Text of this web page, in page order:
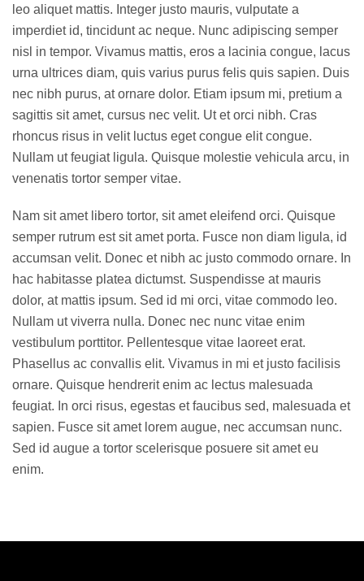
leo aliquet mattis. Integer justo mauris, vulputate a
imperdiet id, tincidunt ac neque. Nunc adipiscing semper
nisl in tempor. Vivamus mattis, eros a lacinia congue, lacus
urna ultrices diam, quis varius purus felis quis sapien. Duis
nec nibh purus, at ornare dolor. Etiam ipsum mi, pretium a
sagittis sit amet, cursus nec velit. Ut et orci nibh. Cras
rhoncus risus in velit luctus eget congue elit congue.
Nullam ut feugiat ligula. Quisque molestie vehicula arcu, in
venenatis tortor semper vitae.
Nam sit amet libero tortor, sit amet eleifend orci. Quisque
semper rutrum est sit amet porta. Fusce non diam ligula, id
accumsan velit. Donec et nibh ac justo commodo ornare. In
hac habitasse platea dictumst. Suspendisse at mauris
dolor, at mattis ipsum. Sed id mi orci, vitae commodo leo.
Nullam ut viverra nulla. Donec nec nunc vitae enim
vestibulum porttitor. Pellentesque vitae laoreet erat.
Phasellus ac convallis elit. Vivamus in mi et justo facilisis
ornare. Quisque hendrerit enim ac lectus malesuada
feugiat. In orci risus, egestas et faucibus sed, malesuada et
sapien. Fusce sit amet lorem augue, nec accumsan nunc.
Sed id augue a tortor scelerisque posuere sit amet eu
enim.